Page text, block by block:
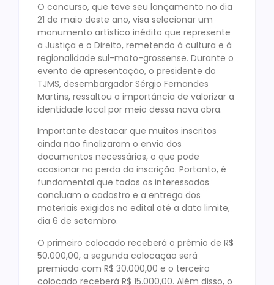
O concurso, que teve seu lançamento no dia
21 de maio deste ano, visa selecionar um
monumento artístico inédito que represente
a Justiça e o Direito, remetendo à cultura e à
regionalidade sul-mato-grossense. Durante o
evento de apresentação, o presidente do
TJMS, desembargador Sérgio Fernandes
Martins, ressaltou a importância de valorizar a
identidade local por meio dessa nova obra.
Importante destacar que muitos inscritos
ainda não finalizaram o envio dos
documentos necessários, o que pode
ocasionar na perda da inscrição. Portanto, é
fundamental que todos os interessados
concluam o cadastro e a entrega dos
materiais exigidos no edital até a data limite,
dia 6 de setembro.
O primeiro colocado receberá o prêmio de R$
50.000,00, a segunda colocação será
premiada com R$ 30.000,00 e o terceiro
colocado receberá R$ 15.000,00. Além disso, o